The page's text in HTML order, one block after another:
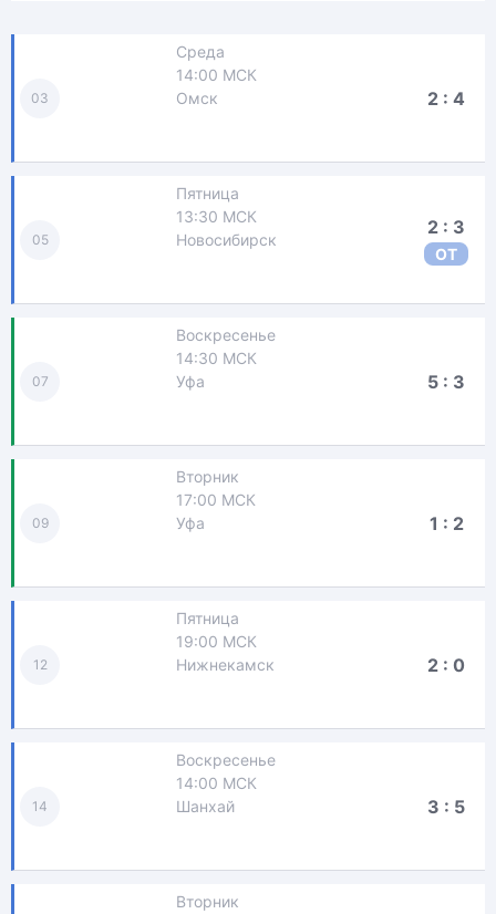
03
Среда
14:00 МСК
Омск
2 : 4
05
Пятница
13:30 МСК
Новосибирск
2 : 3
ОТ
07
Воскресенье
14:30 МСК
Уфа
5 : 3
09
Вторник
17:00 МСК
Уфа
1 : 2
12
Пятница
19:00 МСК
Нижнекамск
2 : 0
14
Воскресенье
14:00 МСК
Шанхай
3 : 5
Вторник